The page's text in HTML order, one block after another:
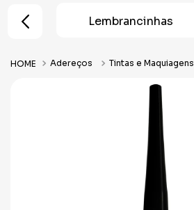
Festa Lembrancinhas
Adereços Tintas e Maquiagens